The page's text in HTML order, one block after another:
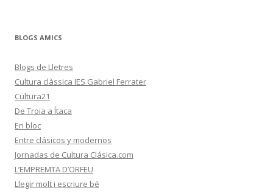
BLOGS AMICS
Blogs de Lletres
Cultura clàssica IES Gabriel Ferrater
Cultura21
De Troia a Ítaca
En bloc
Entre clásicos y modernos
Jornadas de Cultura Clásica.com
L’EMPREMTA D’ORFEU
Llegir molt i escriure bé